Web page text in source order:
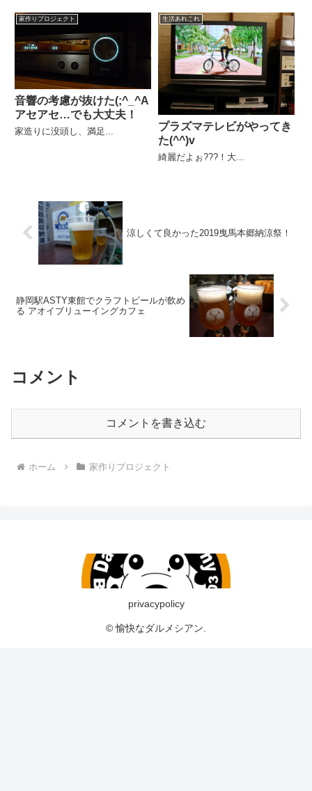
家作りプロジェクト
音響の考慮が抜けた(;^_^A
アセアセ…でも大丈夫！
家造りに没頭し、満足...
生活あれこれ
プラズマテレビがやってき
た(^^)v
綺麗だよぉ???！大...
涼しくて良かった2019曳馬本郷納涼祭！
静岡駅ASTY東館でクラフトビールが飲め
る アオイブリューイングカフェ
コメント
コメントを書き込む
ホーム 家作りプロジェクト
privacypolicy
© 愉快なダルメシアン.